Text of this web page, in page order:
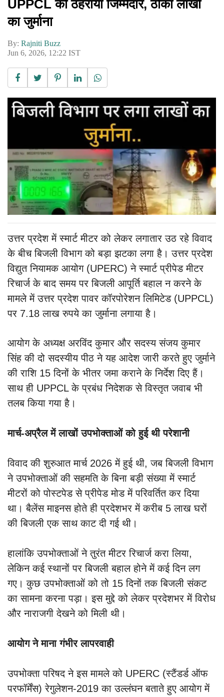
UPPCL को ठहराया जिम्मेदार, ठोका लाखों
का जुर्माना
By: Rajniti Buzz
Jun 6, 2026, 12:22 IST
उत्तर प्रदेश में स्मार्ट मीटर को लेकर लगातार उठ रहे विवाद
के बीच बिजली विभाग को बड़ा झटका लगा है। उत्तर प्रदेश
विद्युत नियामक आयोग (UPERC) ने स्मार्ट प्रीपेड मीटर
रिचार्ज के बाद समय पर बिजली आपूर्ति बहाल न करने के
मामले में उत्तर प्रदेश पावर कॉरपोरेशन लिमिटेड (UPPCL)
पर 7.18 लाख रुपये का जुर्माना लगाया है।
आयोग के अध्यक्ष अरविंद कुमार और सदस्य संजय कुमार
सिंह की दो सदस्यीय पीठ ने यह आदेश जारी करते हुए जुर्माने
की राशि 15 दिनों के भीतर जमा कराने के निर्देश दिए हैं।
साथ ही UPPCL के प्रबंध निदेशक से विस्तृत जवाब भी
तलब किया गया है।
मार्च-अप्रैल में लाखों उपभोक्ताओं को हुई थी परेशानी
विवाद की शुरुआत मार्च 2026 में हुई थी, जब बिजली विभाग
ने उपभोक्ताओं की सहमति के बिना बड़ी संख्या में स्मार्ट
मीटरों को पोस्टपेड से प्रीपेड मोड में परिवर्तित कर दिया
था। बैलेंस माइनस होते ही प्रदेशभर में करीब 5 लाख घरों
की बिजली एक साथ काट दी गई थी।
हालांकि उपभोक्ताओं ने तुरंत मीटर रिचार्ज करा लिया,
लेकिन कई स्थानों पर बिजली बहाल होने में कई दिन लग
गए। कुछ उपभोक्ताओं को तो 15 दिनों तक बिजली संकट
का सामना करना पड़ा। इस मुद्दे को लेकर प्रदेशभर में विरोध
और नाराजगी देखने को मिली थी।
आयोग ने माना गंभीर लापरवाही
उपभोक्ता परिषद ने इस मामले को UPERC (स्टैंडर्ड ऑफ
परफॉर्मेंस) रेगुलेशन-2019 का उल्लंघन बताते हुए आयोग में